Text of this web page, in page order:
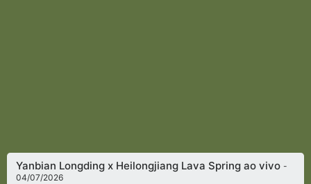
Yanbian Longding x Heilongjiang Lava Spring ao vivo-
04/07/2026